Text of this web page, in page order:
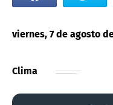
viernes, 7 de agosto
Clima